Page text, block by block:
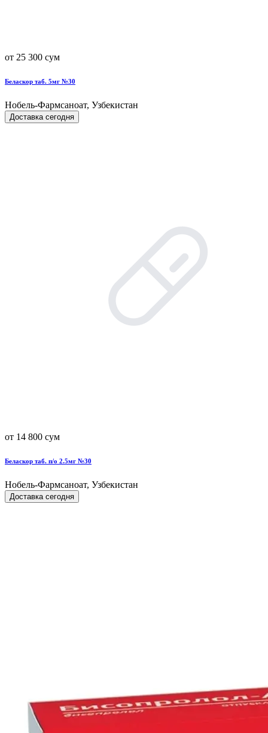
от 25 300 сум
Беласкор таб. 5мг №30
Нобель-Фармсаноат, Узбекистан
Доставка сегодня
от 14 800 сум
Беласкор таб. п/о 2.5мг №30
Нобель-Фармсаноат, Узбекистан
Доставка сегодня